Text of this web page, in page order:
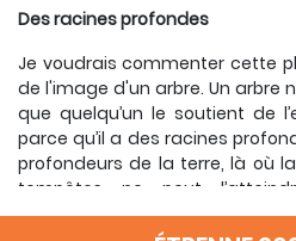
Des racines profondes
Je voudrais commenter cette
de l'image d'un arbre. Un arbre
que quelqu’un le soutient de
parce qu’il a des racines
profondeurs de la terre, là où
tempêtes ne peut
l’expression «enracinés en